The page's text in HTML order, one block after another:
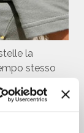
la
stesso
quello di
cassetto di